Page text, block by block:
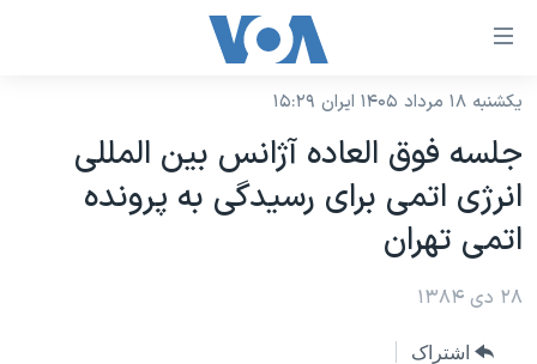
لینکهای
دسترسی
جهش
به
محتوای
اصلی
به
صفحه
نسخه سبک وب‌سایت
موضوع ها
ایران
آمریکا
جهان
برنامه های تلویزیونی
جدول برنامه ها
صفحه‌های ویژه
یکشنبه ۱۸ مرداد ۱۴۰۵ ایران ۱۵:۲۹
جلسه فوق العاده آژانس بين المللی
انرژی اتمی برای رسيدگی به پرونده
اتمی تهران
۲۸ دی ۱۳۸۴
اشتراک